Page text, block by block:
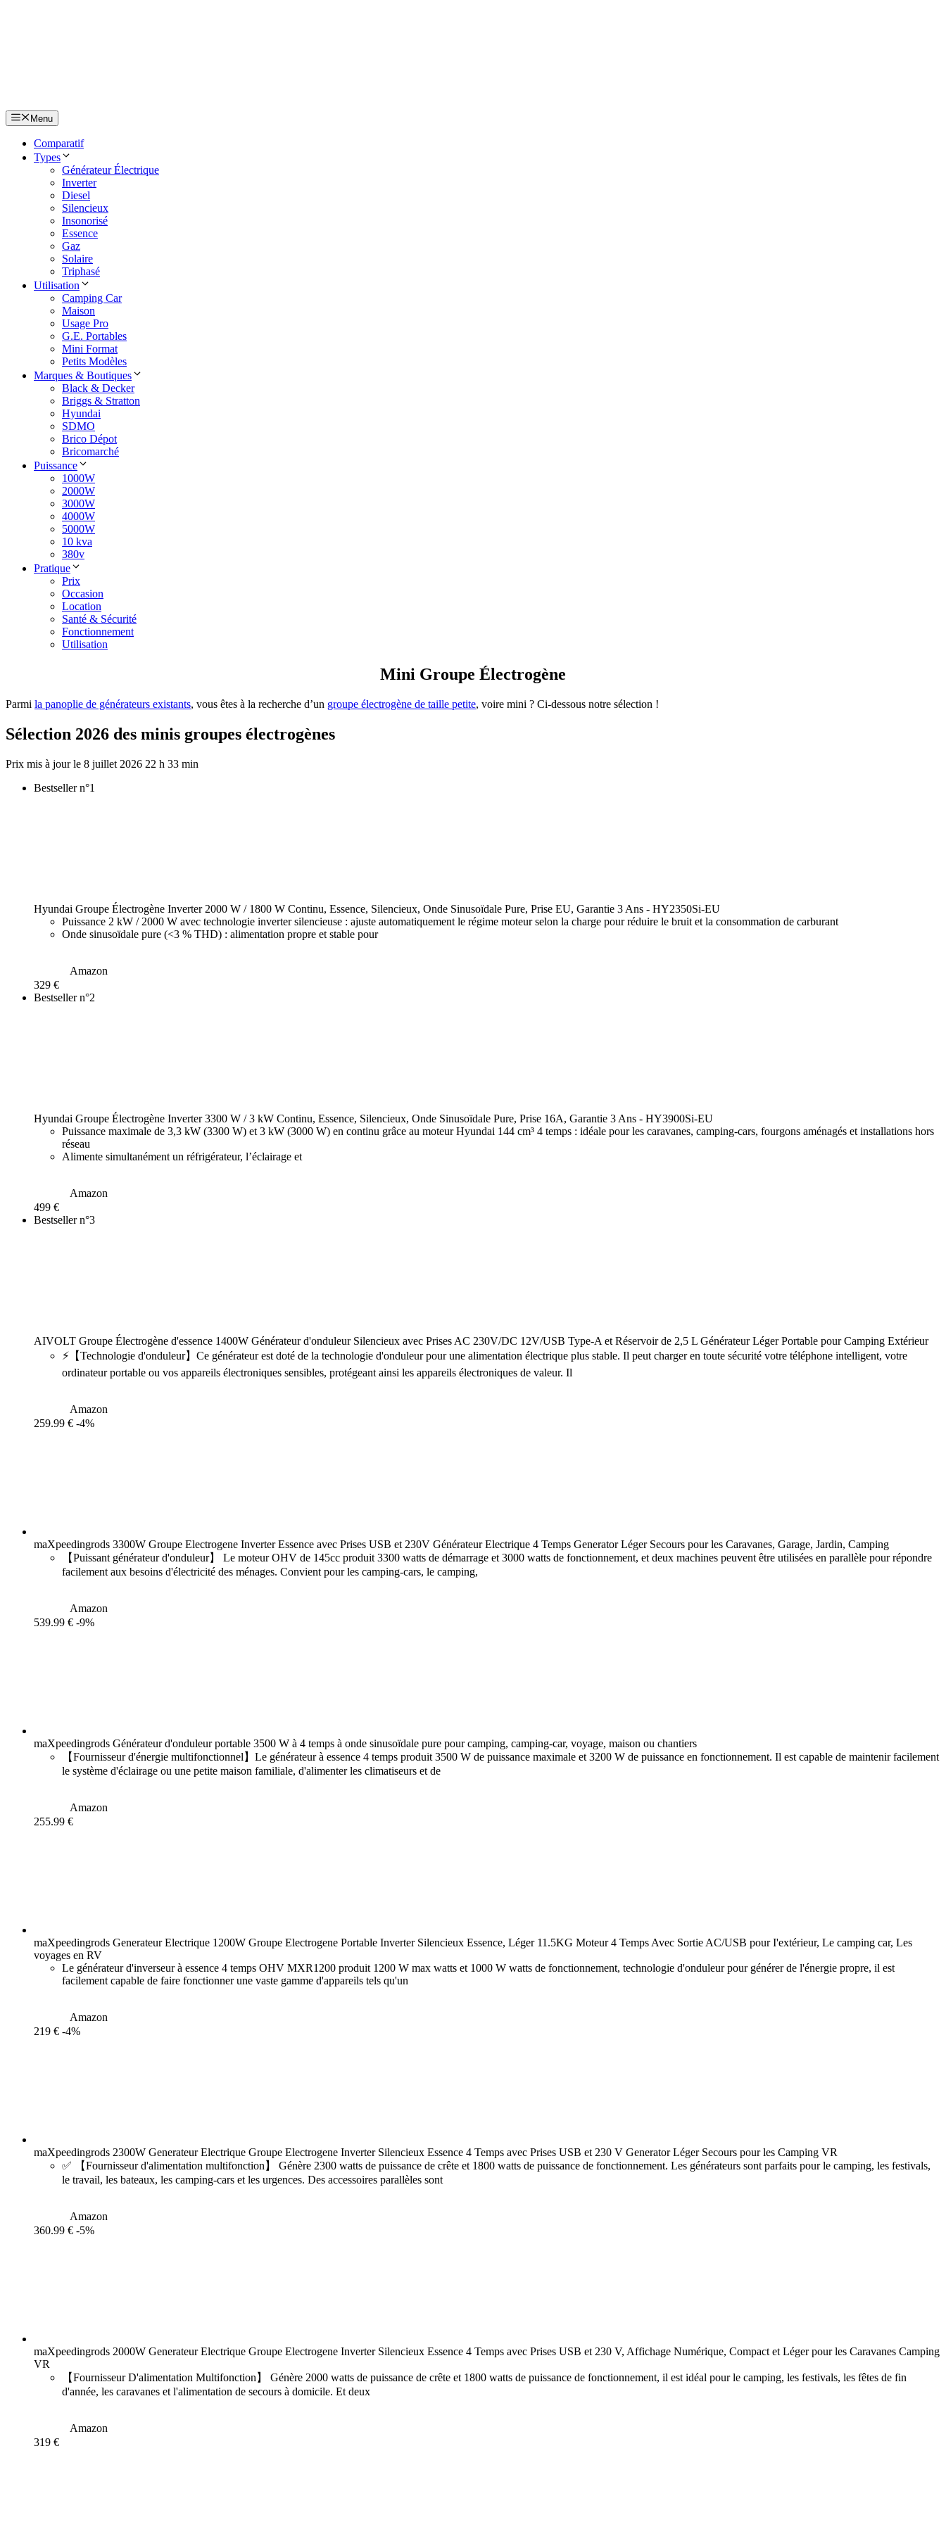
Menu
Comparatif
Types
Générateur Électrique
Inverter
Diesel
Silencieux
Insonorisé
Essence
Gaz
Solaire
Triphasé
Utilisation
Camping Car
Maison
Usage Pro
G.E. Portables
Mini Format
Petits Modèles
Marques & Boutiques
Black & Decker
Briggs & Stratton
Hyundai
SDMO
Brico Dépot
Bricomarché
Puissance
1000W
2000W
3000W
4000W
5000W
10 kva
380v
Pratique
Prix
Occasion
Location
Santé & Sécurité
Fonctionnement
Utilisation
Mini Groupe Électrogène
Parmi la panoplie de générateurs existants, vous êtes à la recherche d’un groupe électrogène de taille petite, voire mini ? Ci-dessous notre sélection !
Sélection 2026 des minis groupes électrogènes
8 juillet 2026 22 h 33 min
Bestseller n°1
Hyundai Groupe Électrogène Inverter 2000 W / 1800 W Continu, Essence, Silencieux, Onde Sinusoïdale Pure, Prise EU, Garantie 3 Ans - HY2350Si-EU
Puissance 2 kW / 2000 W avec technologie inverter silencieuse : ajuste automatiquement le régime moteur selon la charge pour réduire le bruit et la consommation de carburant
Onde sinusoïdale pure (<3 % THD) : alimentation propre et stable pour
Amazon
329 €
Bestseller n°2
Hyundai Groupe Électrogène Inverter 3300 W / 3 kW Continu, Essence, Silencieux, Onde Sinusoïdale Pure, Prise 16A, Garantie 3 Ans - HY3900Si-EU
Puissance maximale de 3,3 kW (3300 W) et 3 kW (3000 W) en continu grâce au moteur Hyundai 144 cm³ 4 temps : idéale pour les caravanes, camping-cars, fourgons aménagés et installations hors
réseau
Alimente simultanément un réfrigérateur, l’éclairage et
Amazon
499 €
Bestseller n°3
AIVOLT Groupe Électrogène d'essence 1400W Générateur d'onduleur Silencieux avec Prises AC 230V/DC 12V/USB Type-A et Réservoir de 2,5 L Générateur Léger Portable pour Camping Extérieur
⚡【Technologie d'onduleur】Ce générateur est doté de la technologie d'onduleur pour une alimentation électrique plus stable. Il peut charger en toute sécurité votre téléphone intelligent, votre
ordinateur portable ou vos appareils électroniques sensibles, protégeant ainsi les appareils électroniques de valeur. Il
Amazon
259.99 € -4%
maXpeedingrods 3300W Groupe Electrogene Inverter Essence avec Prises USB et 230V Générateur Electrique 4 Temps Generator Léger Secours pour les Caravanes, Garage, Jardin, Camping
【Puissant générateur d'onduleur】 Le moteur OHV de 145cc produit 3300 watts de démarrage et 3000 watts de fonctionnement, et deux machines peuvent être utilisées en parallèle pour répondre
facilement aux besoins d'électricité des ménages. Convient pour les camping-cars, le camping,
Amazon
539.99 € -9%
maXpeedingrods Générateur d'onduleur portable 3500 W à 4 temps à onde sinusoïdale pure pour camping, camping-car, voyage, maison ou chantiers
【Fournisseur d'énergie multifonctionnel】Le générateur à essence 4 temps produit 3500 W de puissance maximale et 3200 W de puissance en fonctionnement. Il est capable de maintenir facilement
le système d'éclairage ou une petite maison familiale, d'alimenter les climatiseurs et de
Amazon
255.99 €
maXpeedingrods Generateur Electrique 1200W Groupe Electrogene Portable Inverter Silencieux Essence, Léger 11.5KG Moteur 4 Temps Avec Sortie AC/USB pour I'extérieur, Le camping car, Les
voyages en RV
Le générateur d'inverseur à essence 4 temps OHV MXR1200 produit 1200 W max watts et 1000 W watts de fonctionnement, technologie d'onduleur pour générer de l'énergie propre, il est
facilement capable de faire fonctionner une vaste gamme d'appareils tels qu'un
Amazon
219 € -4%
maXpeedingrods 2300W Generateur Electrique Groupe Electrogene Inverter Silencieux Essence 4 Temps avec Prises USB et 230 V Generator Léger Secours pour les Camping VR
✅ 【Fournisseur d'alimentation multifonction】 Génère 2300 watts de puissance de crête et 1800 watts de puissance de fonctionnement. Les générateurs sont parfaits pour le camping, les festivals,
le travail, les bateaux, les camping-cars et les urgences. Des accessoires parallèles sont
Amazon
360.99 € -5%
maXpeedingrods 2000W Generateur Electrique Groupe Electrogene Inverter Silencieux Essence 4 Temps avec Prises USB et 230 V, Affichage Numérique, Compact et Léger pour les Caravanes Camping
VR
【Fournisseur D'alimentation Multifonction】 Génère 2000 watts de puissance de crête et 1800 watts de puissance de fonctionnement, il est idéal pour le camping, les festivals, les fêtes de fin
d'année, les caravanes et l'alimentation de secours à domicile. Et deux
Amazon
319 €